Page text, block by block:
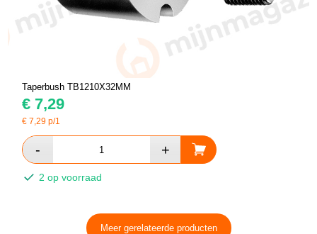
Taperbush TB1210X32MM
€ 7,29
€7,29 p/1
2 op voorraad
Meer gerelateerde producten